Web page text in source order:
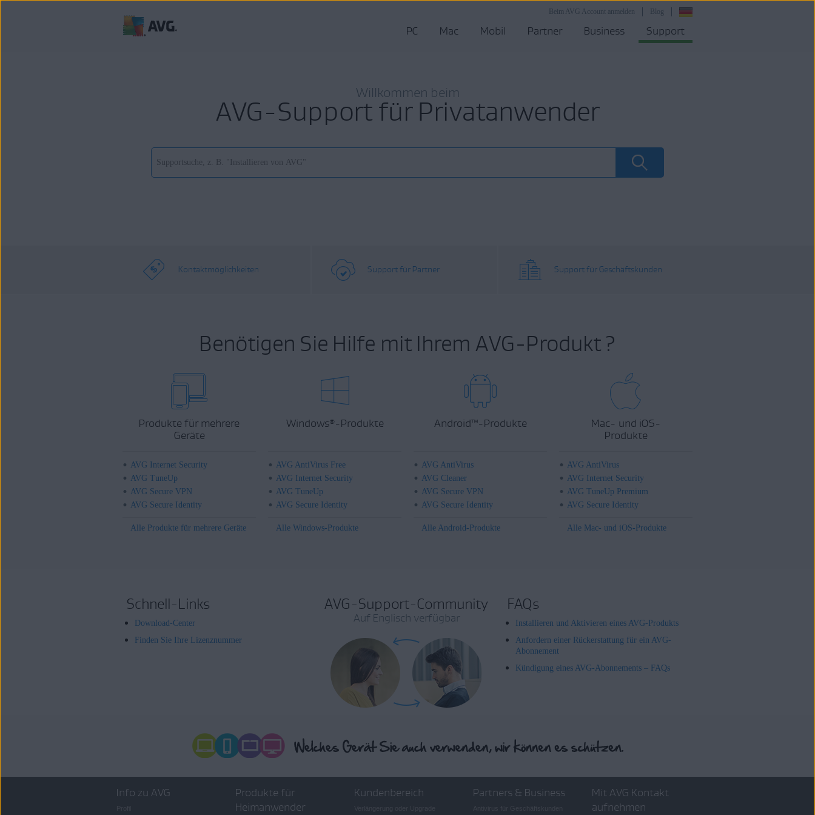
Blog
Beim AVG Account anmelden
PC Mac Mobil Partner Business Support
Willkommen beim
AVG-Support für Privatanwender
Kontaktmöglichkeiten Support für Partner Support für Geschäftskunden
Benötigen Sie Hilfe mit Ihrem AVG-Produkt ?
Produkte für mehrere
Geräte
AVG Internet Security
AVG TuneUp
AVG Secure VPN
AVG Secure Identity
Alle Produkte für mehrere Geräte
Windows® -Produkte
AVG AntiVirus Free
AVG Internet Security
AVG TuneUp
AVG Secure Identity
Alle Windows-Produkte
Android™-Produkte
AVG AntiVirus
AVG Cleaner
AVG Secure VPN
AVG Secure Identity
Alle Android-Produkte
Mac- und iOS-
Produkte
AVG AntiVirus
AVG Internet Security
AVG TuneUp Premium
AVG Secure Identity
Alle Mac- und iOS-Produkte
Schnell-Links
Download-Center
Finden Sie Ihre Lizenznummer
AVG-Support-Community
Auf Englisch verfügbar
FAQs
Installieren und Aktivieren eines AVG-Produkts
Anfordern einer Rückerstattung für ein AVG-
Abonnement
Kündigung eines AVG-Abonnements – FAQs
Info zu AVG
Produkte für
Heimanwender
Kundenbereich Partners & Business
Mit AVG Kontakt
aufnehmen